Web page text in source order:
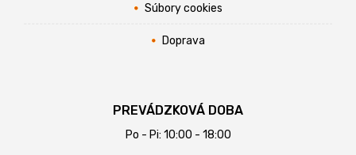
Súbory cookies
Doprava
PREVÁDZKOVÁ DOBA
Po - Pi: 10:00 - 18:00